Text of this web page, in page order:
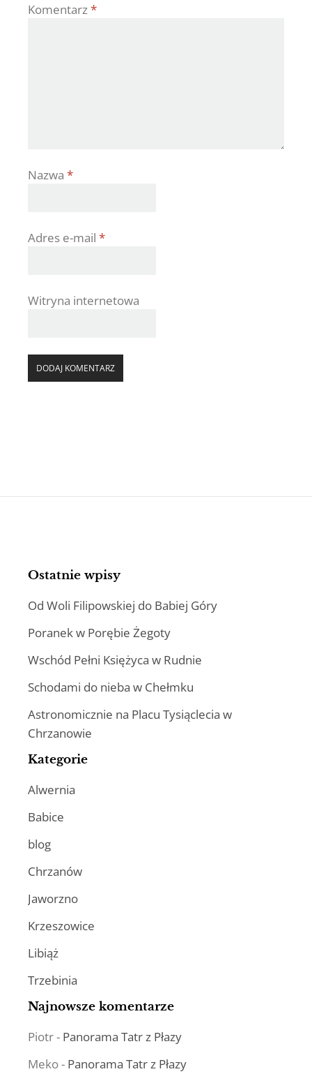
Komentarz*
Nazwa *
Adres e-mail *
Witryna internetowa
Ostatnie wpisy
Od Woli Filipowskiej do Babiej Góry
Poranek w Porębie Żegoty
Wschód Pełni Księżyca w Rudnie
Schodami do nieba w Chełmku
Astronomicznie na Placu Tysiąclecia w
Chrzanowie
Kategorie
Alwernia
Babice
blog
Chrzanów
Jaworzno
Krzeszowice
Libiąż
Trzebinia
Najnowsze komentarze
Piotr- Panorama Tatr z Płazy
Meko- Panorama Tatr z Płazy